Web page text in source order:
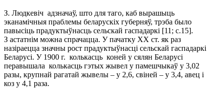
З. Людкевіч адзначаў, што для таго, каб вырашыць
эканамічныя праблемы беларускіх губерняў, трэба было
павысіць прадуктыўнасць сельскай гаспадаркі [11; с.15].
З астатнім можна спрачацца. У пачатку XX ст. як раз
назіраецца значны рост прадуктыўнасці сельскай гаспадаркі
Беларусі. У 1900 г. колькасць коней у сялян Беларусі
перавышала колькасць гэтых жывел у памешчыкаў у 3,02
разы, крупнай рагатай жывелы – у 2,6, свіней – у 3,4, авец і
коз у 4,1 раза.